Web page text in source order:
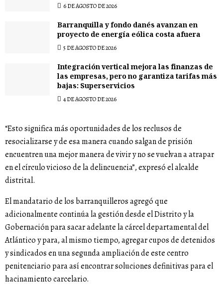
6 DE AGOSTO DE 2026
Barranquilla y fondo danés avanzan en
proyecto de energía eólica costa afuera
5 DE AGOSTO DE 2026
Integración vertical mejora las finanzas de
las empresas, pero no garantiza tarifas más
bajas: Superservicios
4 DE AGOSTO DE 2026
“Esto significa más oportunidades de los reclusos de
resocializarse y de esa manera cuando salgan de prisión
encuentren una mejor manera de vivir y no se vuelvan a atrapar
en el círculo vicioso de la delincuencia”, expresó el alcalde
distrital.
El mandatario de los barranquilleros agregó que
adicionalmente continúa la gestión desde el Distrito y la
Gobernación para sacar adelante la cárcel departamental del
Atlántico y para, al mismo tiempo, agregar cupos de detenidos
y sindicados en una segunda ampliación de este centro
penitenciario para así encontrar soluciones definitivas para el
hacinamiento carcelario.